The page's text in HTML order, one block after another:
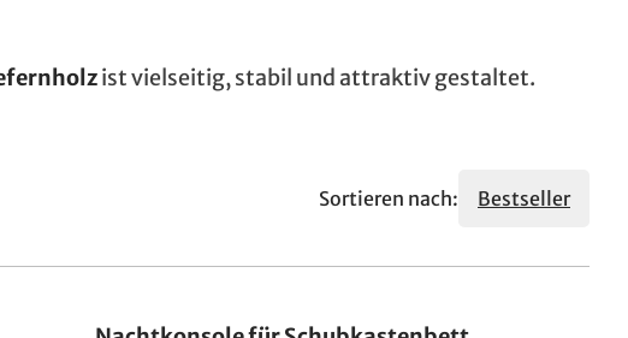
ist vielseitig, stabil und attraktiv gestaltet.
Sortieren nach: Bestseller